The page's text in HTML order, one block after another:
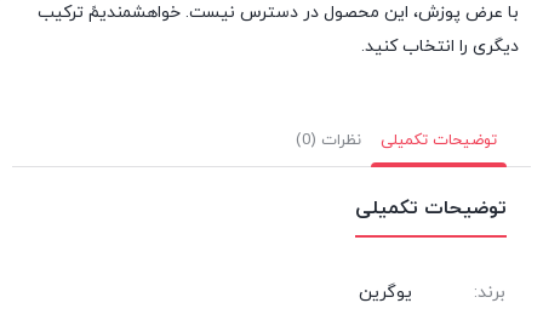
با عرض پوزش، این محصول در دسترس نیست. خواهشمندیمً ترکیب
دیگری را انتخاب کنید.
توضیحات تکمیلی نظرات (0)
توضیحات تکمیلی
برند: یوگرین